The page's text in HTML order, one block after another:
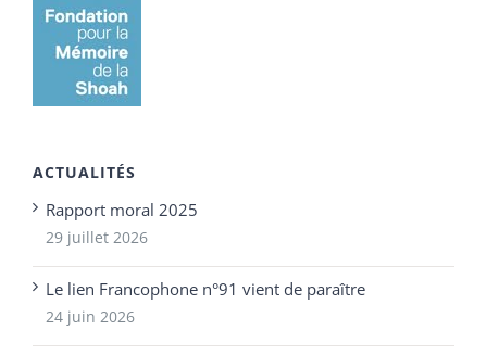
ACTUALITÉS
Rapport moral 2025
29 juillet 2026
Le lien Francophone n°91 vient de paraître
24 juin 2026